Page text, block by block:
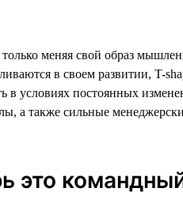
меняя свой образ
в своем развитии, T-
в условиях постоянных
а также сильные
это